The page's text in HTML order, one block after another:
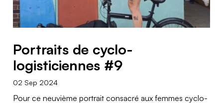
Portraits de cyclo-
logisticiennes #9
02 Sep 2024
Pour ce neuvième portrait consacré aux femmes cyclo-